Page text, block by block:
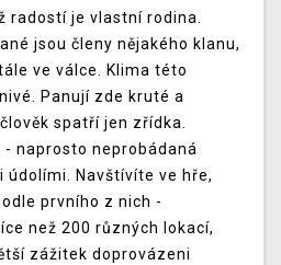
radostí je vlastní rodina.
jsou členy nějakého klanu,
ve válce. Klima této
Panují zde kruté a
spatří jen zřídka.
- naprosto neprobádaná
údolími. Navštívíte ve hře,
prvního z nich -
než 200 různých lokací,
zážitek doprovázeni